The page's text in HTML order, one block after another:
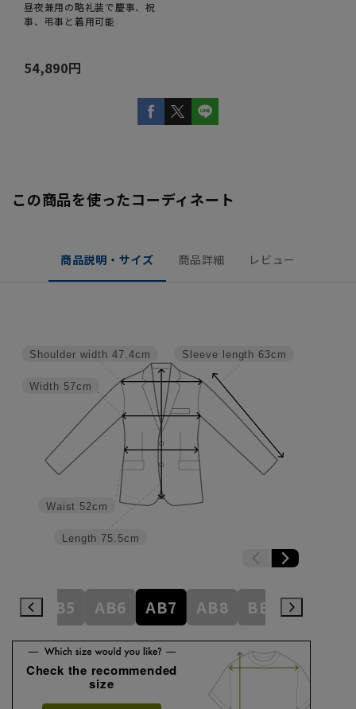
昼夜兼用の略礼装で慶事、祝
事、弔事と着用可能
54,890円
この商品を使ったコーディネート
商品説明・サイズ 商品詳細 レビュー
Sleeve length 63cm
Length 75.5cm
Waist 52cm
Width 57cm
Shoulder width 47.4cm
AB5 AB6 AB7 AB8 BE3
Check the recommended
size